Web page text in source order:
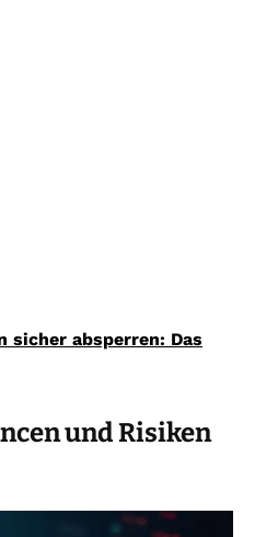
sicher absperren: Das
und Risiken